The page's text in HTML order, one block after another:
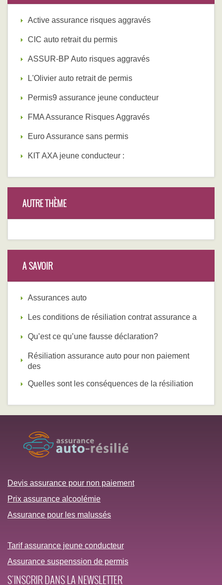
Active assurance risques aggravés
CIC auto retrait du permis
ASSUR-BP Auto risques aggravés
L'Olivier auto retrait de permis
Permis9 assurance jeune conducteur
FMA Assurance Risques Aggravés
Euro Assurance sans permis
KIT AXA jeune conducteur :
AUTRE THÈME
A SAVOIR
Assurances auto
Les conditions de résiliation contrat assurance a
Qu’est ce qu’une fausse déclaration?
Résiliation assurance auto pour non paiement
des
Quelles sont les conséquences de la résiliation
Devis assurance pour non paiement
Prix assurance alcoolémie
Assurance pour les malussés
Tarif assurance jeune conducteur
Assurance suspenssion de permis
S'INSCRIR DANS LA NEWSLETTER